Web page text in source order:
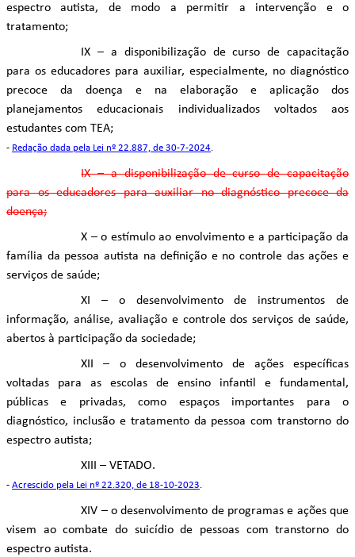
espectro autista, de modo a permitir a intervenção e o
tratamento;
IX – a disponibilização de curso de capacitação
para os educadores para auxiliar, especialmente, no diagnóstico
precoce da doença e na elaboração e aplicação dos
planejamentos educacionais individualizados voltados aos
estudantes com TEA;
- Redação dada pela Lei nº 22.887, de 30-7-2024.
IX – a disponibilização de curso de capacitação
para os educadores para auxiliar no diagnóstico precoce da
doença;
X – o estímulo ao envolvimento e a participação da
família da pessoa autista na definição e no controle das ações e
serviços de saúde;
XI – o desenvolvimento de instrumentos de
informação, análise, avaliação e controle dos serviços de saúde,
abertos à participação da sociedade;
XII – o desenvolvimento de ações específicas
voltadas para as escolas de ensino infantil e fundamental,
públicas e privadas, como espaços importantes para o
diagnóstico, inclusão e tratamento da pessoa com transtorno do
espectro autista;
XIII – VETADO.
- Acrescido pela Lei nº 22.320, de 18-10-2023.
XIV – o desenvolvimento de programas e ações que
visem ao combate do suicídio de pessoas com transtorno do
espectro autista.